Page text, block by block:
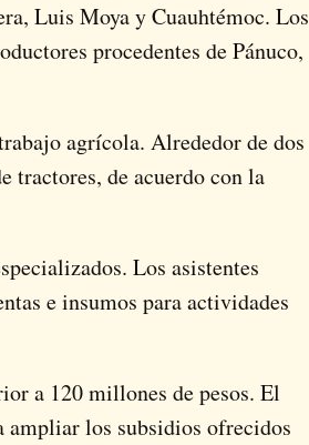
Luis Moya y Cuauhtémoc. Los
procedentes de Pánuco,
agrícola. Alrededor de dos
tractores, de acuerdo con la
Los asistentes
e insumos para actividades
a 120 millones de pesos. El
ampliar los subsidios ofrecidos